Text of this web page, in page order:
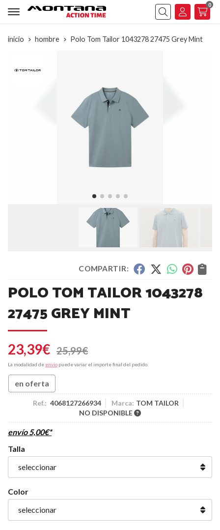
Buscar
0
inicio hombre Polo Tom Tailor 1043278 27475 Grey Mint
COMPARTIR:
POLO TOM TAILOR 1043278
27475 GREY MINT
23,39€ 25,99€
La modalidad de envío puede variar el importe final del pedido.
en oferta
Ref.: 4068127266934 Marca: TOM TAILOR
NO DISPONIBLE
envío 5,00€*
Talla
Color